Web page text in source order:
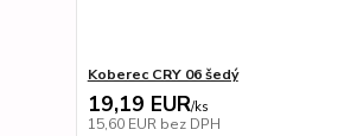
Koberec CRY 06 šedý
19,19 EUR/ks
15,60 EUR bez DPH